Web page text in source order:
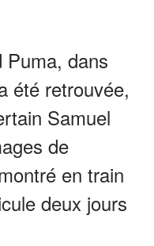
Puma, dans
été retrouvée,
Samuel
de
en train
deux jours